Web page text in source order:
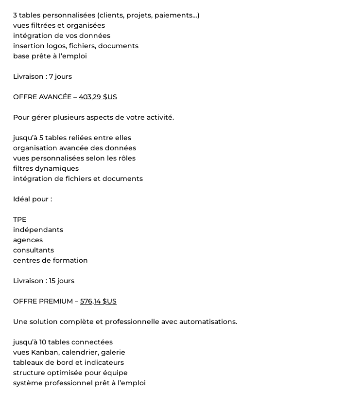
3 tables personnalisées (clients, projets, paiements…)
vues filtrées et organisées
intégration de vos données
insertion logos, fichiers, documents
base prête à l’emploi
Livraison : 7 jours
OFFRE AVANCÉE – 403,29 $US
Pour gérer plusieurs aspects de votre activité.
jusqu’à 5 tables reliées entre elles
organisation avancée des données
vues personnalisées selon les rôles
filtres dynamiques
intégration de fichiers et documents
Idéal pour :
TPE
indépendants
agences
consultants
centres de formation
Livraison : 15 jours
OFFRE PREMIUM – 576,14 $US
Une solution complète et professionnelle avec automatisations.
jusqu’à 10 tables connectées
vues Kanban, calendrier, galerie
tableaux de bord et indicateurs
structure optimisée pour équipe
système professionnel prêt à l’emploi